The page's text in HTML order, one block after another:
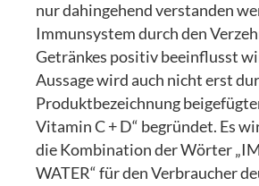
nur dahingehend verstanden
Immunsystem durch den
Getränkes positiv beeinflusst
Aussage wird auch nicht erst
Produktbezeichnung
Vitamin C + D“ begründet. Es
die Kombination der Wörter
WATER“ für den Verbraucher